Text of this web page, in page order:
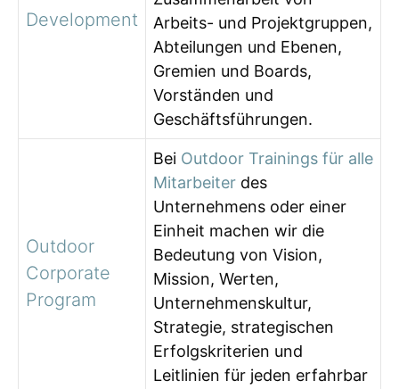
Development
Arbeits- und Projektgruppen,
Abteilungen und Ebenen,
Gremien und Boards,
Vorständen und
Geschäftsführungen.
Outdoor
Corporate
Program
Bei Outdoor Trainings für alle
Mitarbeiter des
Unternehmens oder einer
Einheit machen wir die
Bedeutung von Vision,
Mission, Werten,
Unternehmenskultur,
Strategie, strategischen
Erfolgskriterien und
Leitlinien für jeden erfahrbar